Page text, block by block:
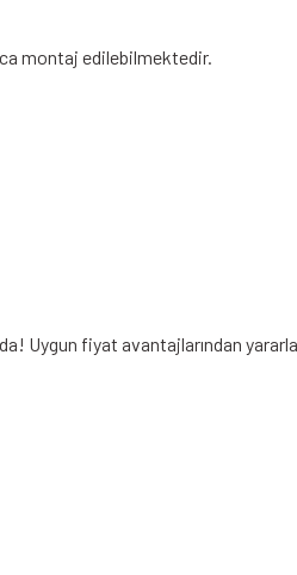
montaj edilebilmektedir.
Uygun fiyat avantajlarından